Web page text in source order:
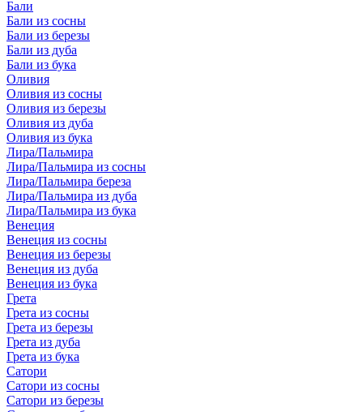
Бали
Бали из сосны
Бали из березы
Бали из дуба
Бали из бука
Оливия
Оливия из сосны
Оливия из березы
Оливия из дуба
Оливия из бука
Лира/Пальмира
Лира/Пальмира из сосны
Лира/Пальмира береза
Лира/Пальмира из дуба
Лира/Пальмира из бука
Венеция
Венеция из сосны
Венеция из березы
Венеция из дуба
Венеция из бука
Грета
Грета из сосны
Грета из березы
Грета из дуба
Грета из бука
Сатори
Сатори из сосны
Сатори из березы